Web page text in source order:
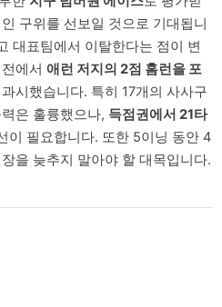
구위를 선보일 것으로 기대됩니
대표팀에서 이탈한다는 점이 변
에서 애런 저지의 2점 홈런을 포
시했습니다. 특히 17개의 사사구
은 훌륭했으나, 득점권에서 21타
이 필요합니다. 또한 5이닝 동안 4
을 늦추지 말아야 할 대목입니다.